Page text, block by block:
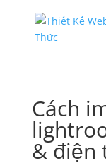
Cách
& điện